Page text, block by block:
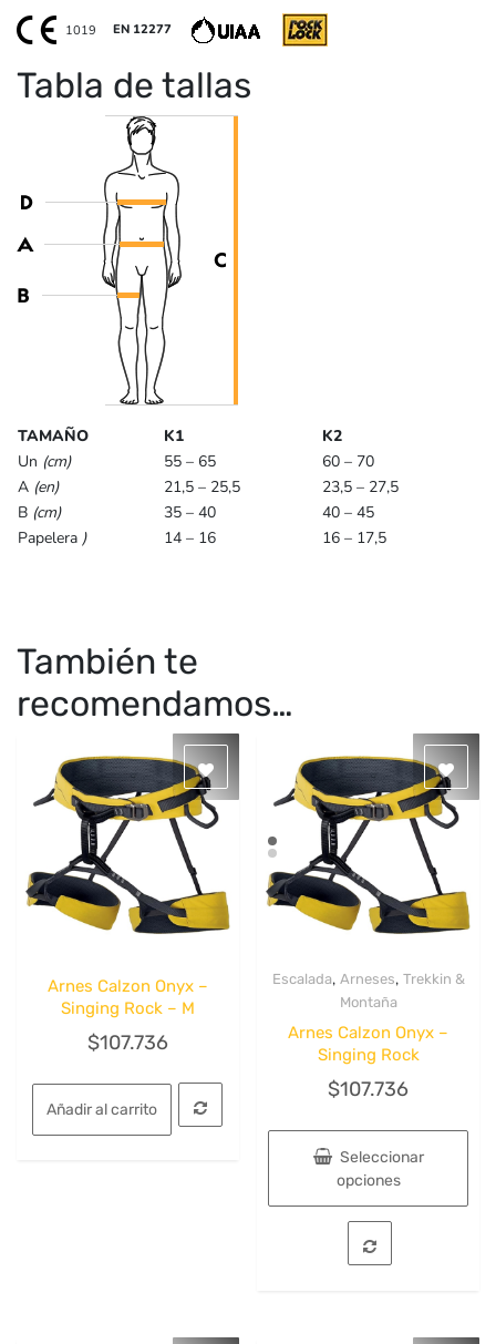
1019 EN 12277
Tabla de tallas
TAMAÑO K1
K2
Un (cm) 55 – 65
60 – 70
A (en) 21,5 – 25,5
23,5 – 27,5
B (cm) 35 – 40
40 – 45
Papelera ) 14 – 16 16 – 17,5
También te
recomendamos…
Quick View
Arnes Calzon Onyx –
Singing Rock – M
$107.736
Añadir al carrito
Quick View
Escalada, Arneses, Trekkin &
Montaña
Arnes Calzon Onyx –
Singing Rock
$107.736
Seleccionar
opciones
Este
producto
tiene